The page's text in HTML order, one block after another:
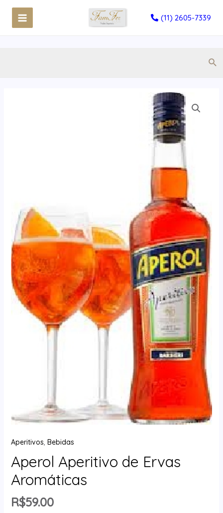
(11) 2605-7339
Aperitivos, Bebidas
Aperol Aperitivo de Ervas
Aromáticas
R$59.00